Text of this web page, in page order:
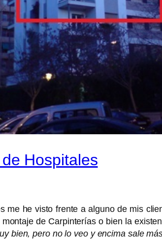
Hospitales
me he visto frente a alguno de mis
de Carpinterías o bien la
bien, pero no lo veo y encima sale